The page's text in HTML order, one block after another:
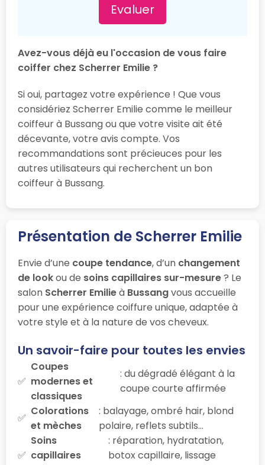
Evaluer
Avez-vous déjà eu l'occasion de vous faire
coiffer chez Scherrer Emilie ?
Si oui, partagez votre expérience ! Que vous
considériez Scherrer Emilie comme le meilleur
coiffeur à Bussang ou que votre visite ait été
décevante, votre avis compte. Vos
recommandations sont précieuces pour les
autres utilisateurs qui recherchent un bon
coiffeur à Bussang.
Présentation de Scherrer Emilie
Envie d’une coupe tendance, d’un changement
de lookou de soins capillaires sur-mesure? Le
salon Scherrer Emilieà Bussangvous accueille
pour une expérience coiffure unique, adaptée à
votre style et à la nature de vos cheveux.
Un savoir-faire pour toutes les envies
Coupes
modernes et
classiques
: du dégradé élégant à la
coupe courte affirmée
Colorations
et mèches
: balayage, ombré hair, blond
polaire, reflets subtils…
Soins
capillaires
: réparation, hydratation,
botox capillaire, lissage